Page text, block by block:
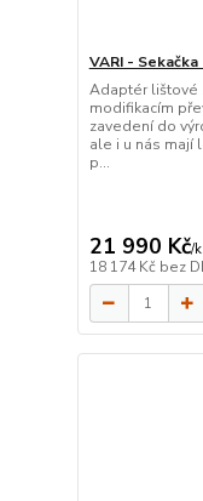
VARI -
Adaptér lištové
modifikacím
zavedení do
ale i u nás mají
p...
21 990 Kč/
18 174 Kč bez